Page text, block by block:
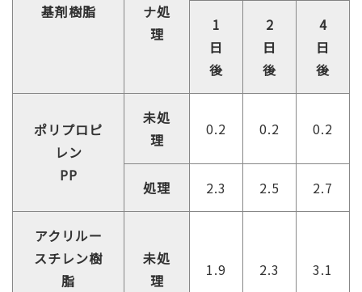
基剤樹脂
ナ処
理
1
日
後
2
日
後
4
日
後
ポリプロピ
レン
PP
未処
理
0.2 0.2 0.2
処理 2.3 2.5 2.7
アクリルー
スチレン樹
脂
未処
理
1.9 2.3 3.1